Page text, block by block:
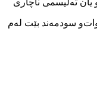
ته‌لیسمی ناچاری
سودمه‌ند بێت له‌م